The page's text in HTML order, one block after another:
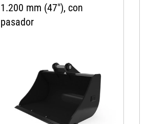
1.200 mm (47"), con
pasador